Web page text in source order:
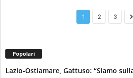
1 2 3
Popolari
Lazio-Ostiamare, Gattuso: “Siamo